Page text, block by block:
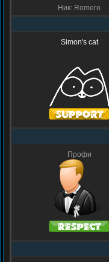
Ник: Romero
Simon's cat
Профи